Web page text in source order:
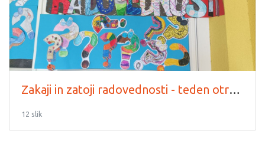
Zakaji in zatoji radovednosti - teden otroka
12 slik